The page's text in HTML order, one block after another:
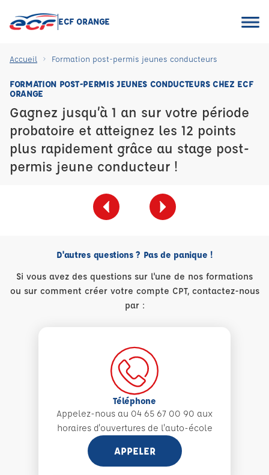
ECF ORANGE
Accueil Formation post-permis jeunes conducteurs
FORMATION POST-PERMIS JEUNES CONDUCTEURS CHEZ ECF
ORANGE
Gagnez jusqu’à 1 an sur votre période
probatoire et atteignez les 12 points
plus rapidement grâce au stage post-
permis jeune conducteur !
D'autres questions ? Pas de panique !
Si vous avez des questions sur l'une de nos formations
ou sur comment créer votre compte CPT, contactez-nous
par :
Téléphone
Appelez-nous au 04 65 67 00 90 aux
horaires d'ouvertures de l'auto-école
APPELER